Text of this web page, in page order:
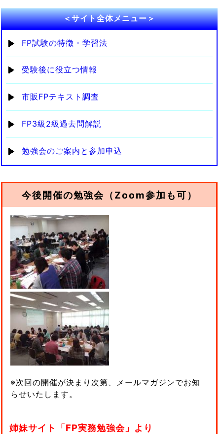
＜サイト全体メニュー＞
FP試験の特徴・学習法
受験後に役立つ情報
市販FPテキスト調査
FP3級2級過去問解説
勉強会のご案内と参加申込
今後開催の勉強会（Zoom参加も可）
※次回の開催が決まり次第、メールマガジンでお知
らせいたします。
姉妹サイト「FP実務勉強会」より